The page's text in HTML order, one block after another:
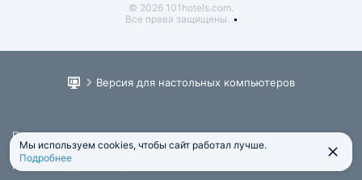
© 2026 101hotels.com.
Все права защищены.
Версия для настольных компьютеров
Пользовательское соглашение
Юридическая информация
Политика обработки персональных данных
Мы используем cookies, чтобы сайт работал лучше.
Подробнее